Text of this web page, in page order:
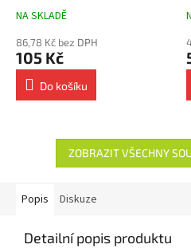
NA SKLADĚ
86,78 Kč bez DPH
105 Kč
Do košíku
ZOBRAZIT VŠECHNY
Popis Diskuze
Detailní popis produktu